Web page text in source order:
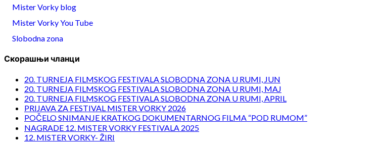
Mister Vorky blog
Mister Vorky You Tube
Slobodna zona
Скорашњи чланци
20. TURNEJA FILMSKOG FESTIVALA SLOBODNA ZONA U RUMI, JUN
20. TURNEJA FILMSKOG FESTIVALA SLOBODNA ZONA U RUMI, MAJ
20. TURNEJA FILMSKOG FESTIVALA SLOBODNA ZONA U RUMI, APRIL
PRIJAVA ZA FESTIVAL MISTER VORKY 2026
POČELO SNIMANJE KRATKOG DOKUMENTARNOG FILMA “POD RUMOM”
NAGRADE 12. MISTER VORKY FESTIVALA 2025
12. MISTER VORKY- ŽIRI